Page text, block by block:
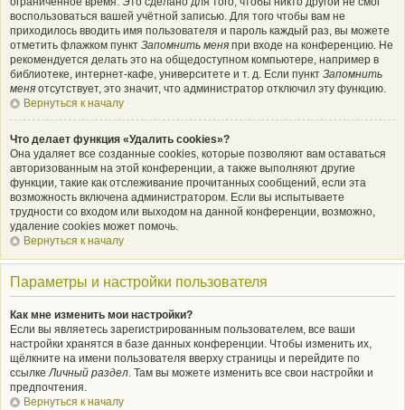
воспользоваться вашей учётной записью. Для того чтобы вам не
приходилось вводить имя пользователя и пароль каждый раз, вы можете
отметить флажком пункт Запомнить меня при входе на конференцию. Не
рекомендуется делать это на общедоступном компьютере, например в
библиотеке, интернет-кафе, университете и т. д. Если пункт Запомнить
меня отсутствует, это значит, что администратор отключил эту функцию.
Вернуться к началу
Что делает функция «Удалить cookies»?
Она удаляет все созданные cookies, которые позволяют вам оставаться
авторизованным на этой конференции, а также выполняют другие
функции, такие как отслеживание прочитанных сообщений, если эта
возможность включена администратором. Если вы испытываете
трудности со входом или выходом на данной конференции, возможно,
удаление cookies может помочь.
Вернуться к началу
Параметры и настройки пользователя
Как мне изменить мои настройки?
Если вы являетесь зарегистрированным пользователем, все ваши
настройки хранятся в базе данных конференции. Чтобы изменить их,
щёлкните на имени пользователя вверху страницы и перейдите по
ссылкеЛичный раздел. Там вы можете изменить все свои настройки и
предпочтения.
Вернуться к началу